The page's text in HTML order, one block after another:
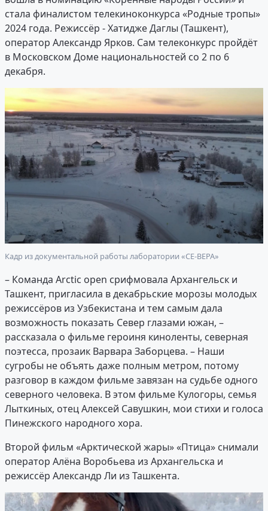
стала финалистом телекиноконкурса «Родные тропы»
2024 года. Режиссёр - Хатидже Даглы (Ташкент),
оператор Александр Ярков. Сам телеконкурс пройдёт
в Московском Доме национальностей со 2 по 6
декабря.
Кадр из документальной работы лаборатории «СЕ-ВЕРА»
– Команда Arctic open срифмовала Архангельск и
Ташкент, пригласила в декабрьские морозы молодых
режиссёров из Узбекистана и тем самым дала
возможность показать Север глазами южан, –
рассказала о фильме героиня киноленты, северная
поэтесса, прозаик Варвара Заборцева. – Наши
сугробы не объять даже полным метром, потому
разговор в каждом фильме завязан на судьбе одного
северного человека. В этом фильме Кулогоры, семья
Лыткиных, отец Алексей Савушкин, мои стихи и голоса
Пинежского народного хора.
Второй фильм «Арктической жары» «Птица» снимали
оператор Алёна Воробьева из Архангельска и
режиссёр Александр Ли из Ташкента.